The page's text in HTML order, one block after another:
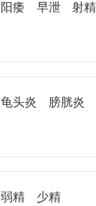
阳痿 早泄 射
龟头炎 膀胱炎
弱精 少精